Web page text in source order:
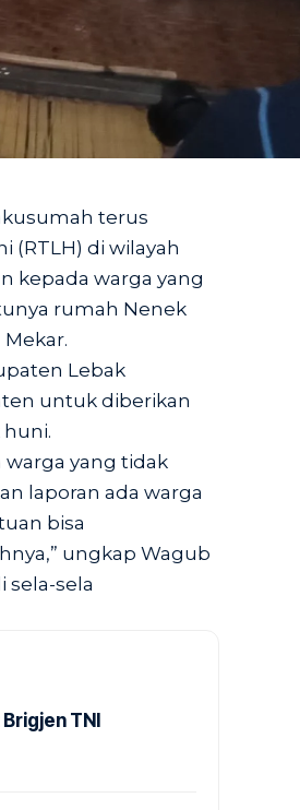
terus
(RTLH) di wilayah
kepada warga yang
rumah Nenek
Lebak
untuk diberikan
yang tidak
laporan ada warga
bisa
ungkap Wagub
sela-sela
TNI